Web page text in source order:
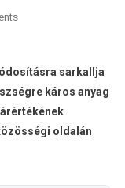
sarkallja
káros anyag
oldalán